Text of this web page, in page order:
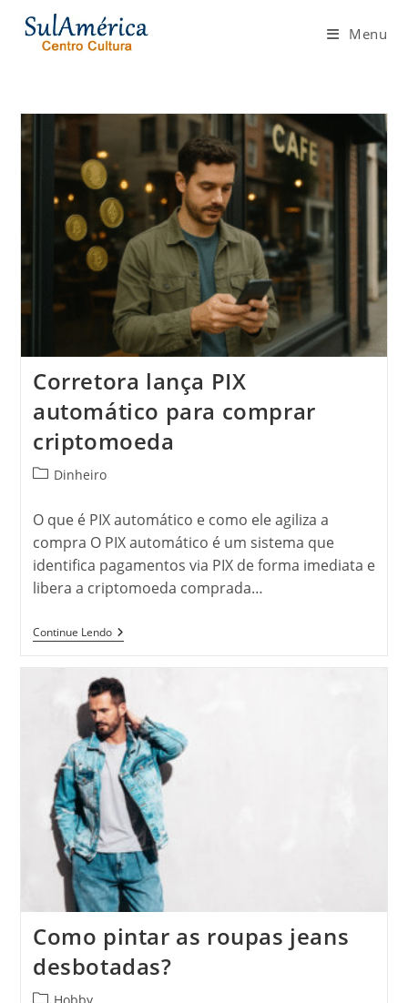
para
Menu
Corretora lança PIX
automático para comprar
criptomoeda
Categoria
post:
Dinheiro
O que é PIX automático e como ele agiliza a
compra O PIX automático é um sistema que
identifica pagamentos via PIX de forma imediata e
libera a criptomoeda comprada…
Continue LendoCorretora
Lança
Automático
Para
Comprar
Criptomoeda
Como pintar as roupas jeans
desbotadas?
Categoria